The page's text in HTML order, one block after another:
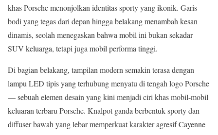
khas Porsche menonjolkan identitas sporty yang ikonik. Garis
bodi yang tegas dari depan hingga belakang menambah kesan
dinamis, seolah menegaskan bahwa mobil ini bukan sekadar
SUV keluarga, tetapi juga mobil performa tinggi.
Di bagian belakang, tampilan modern semakin terasa dengan
lampu LED tipis yang terhubung menyatu di tengah logo Porsche
— sebuah elemen desain yang kini menjadi ciri khas mobil-mobil
keluaran terbaru Porsche. Knalpot ganda berbentuk sporty dan
diffuser bawah yang lebar memperkuat karakter agresif Cayenne